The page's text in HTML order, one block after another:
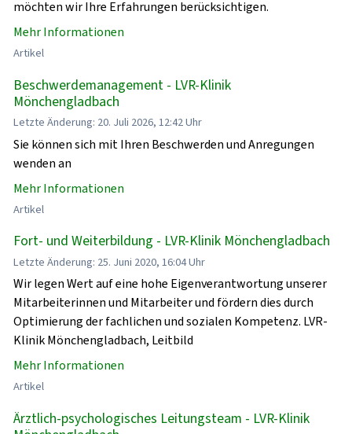
möchten wir Ihre Erfahrungen berücksichtigen.
Mehr Informationen
Artikel
Beschwerdemanagement - LVR-Klinik
Mönchengladbach
Letzte Änderung: 20. Juli 2026, 12:42 Uhr
Sie können sich mit Ihren Beschwerden und Anregungen
wenden an
Mehr Informationen
Artikel
Fort- und Weiterbildung - LVR-Klinik Mönchengladbach
Letzte Änderung: 25. Juni 2020, 16:04 Uhr
Wir legen Wert auf eine hohe Eigenverantwortung unserer
Mitarbeiterinnen und Mitarbeiter und fördern dies durch
Optimierung der fachlichen und sozialen Kompetenz. LVR-
Klinik Mönchengladbach, Leitbild
Mehr Informationen
Artikel
Ärztlich-psychologisches Leitungsteam - LVR-Klinik